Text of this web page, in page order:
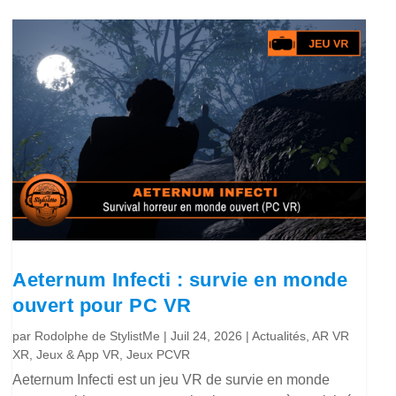
Aeternum Infecti : survie en monde
ouvert pour PC VR
par Rodolphe de StylistMe |Juil 24, 2026 |Actualités ,AR VR
XR ,Jeux & App VR ,Jeux PCVR
Aeternum Infecti est un jeu VR de survie en monde